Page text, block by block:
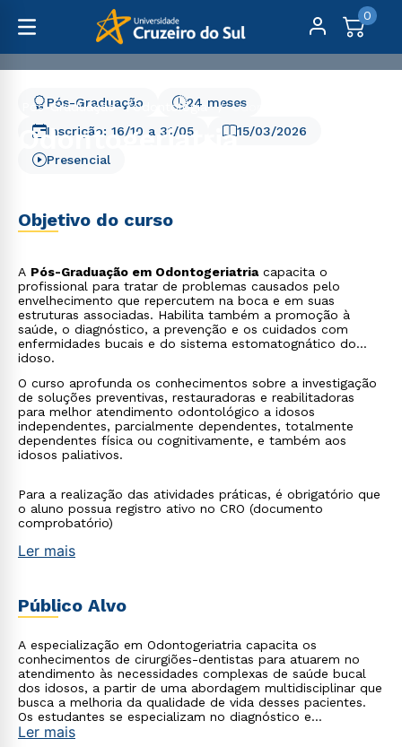
0
Pós-Graduação Odontologia Odontogeriatria
Odontogeriatria15/03/2026
24 meses
Pós-Graduação
Presencial
Inscrição: 16/10 a 31/05
Objetivo do curso
A Pós-Graduação em Odontogeriatriacapacita o
profissional para tratar de problemas causados pelo
envelhecimento que repercutem na boca e em suas
estruturas associadas. Habilita também a promoção à
saúde, o diagnóstico, a prevenção e os cuidados com
enfermidades bucais e do sistema estomatognático do
idoso.
O curso aprofunda os conhecimentos sobre a investigação
de soluções preventivas, restauradoras e reabilitadoras
para melhor atendimento odontológico a idosos
independentes, parcialmente dependentes, totalmente
dependentes física ou cognitivamente, e também aos
idosos paliativos.
Para a realização das atividades práticas, é obrigatório que
o aluno possua registro ativo no CRO (documento
comprobatório)
Ler mais
Público Alvo
A especialização em Odontogeriatria capacita os
conhecimentos de cirurgiões-dentistas para atuarem no
atendimento às necessidades complexas de saúde bucal
dos idosos, a partir de uma abordagem multidisciplinar que
busca a melhoria da qualidade de vida desses pacientes.
Os estudantes se especializam no diagnóstico e
tratamento da saúde bucal dos pacientes idosos, que
Ler mais